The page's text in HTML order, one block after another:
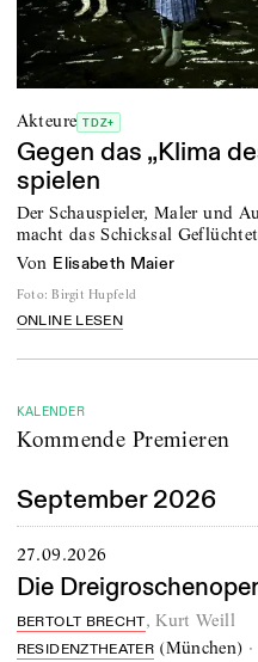
Akteure TDZ+
Gegen das „Klima
spielen
Der Schauspieler, Maler und
macht das Schicksal
von Elisabeth Maier
Foto: Birgit Hupfeld
ONLINE LESEN
KALENDER
Kommende Premieren
September 2026
27.09.2026
Die Dreigroschenoper
BERTOLT BRECHT,Kurt Weill
RESIDENZTHEATER (München) ·